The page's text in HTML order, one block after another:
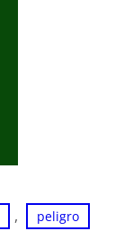
, peligro